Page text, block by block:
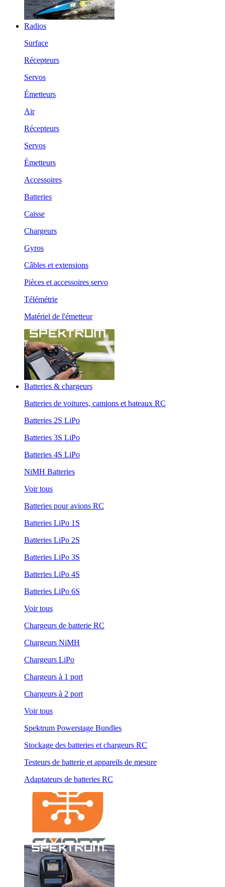
Radios
Surface
Récepteurs
Servos
Émetteurs
Air
Récepteurs
Servos
Émetteurs
Accessoires
Batteries
Caisse
Chargeurs
Gyros
Câbles et extensions
Pièces et accessoires servo
Télémétrie
Matériel de l'émetteur
Batteries & chargeurs
Batteries de voitures, camions et bateaux RC
Batteries 2S LiPo
Batteries 3S LiPo
Batteries 4S LiPo
NiMH Batteries
Voir tous
Batteries pour avions RC
Batteries LiPo 1S
Batteries LiPo 2S
Batteries LiPo 3S
Batteries LiPo 4S
Batteries LiPo 6S
Voir tous
Chargeurs de batterie RC
Chargeurs NiMH
Chargeurs LiPo
Chargeurs à 1 port
Chargeurs à 2 port
Voir tous
Spektrum Powerstage Bundles
Stockage des batteries et chargeurs RC
Testeurs de batterie et appareils de mesure
Adaptateurs de batteries RC